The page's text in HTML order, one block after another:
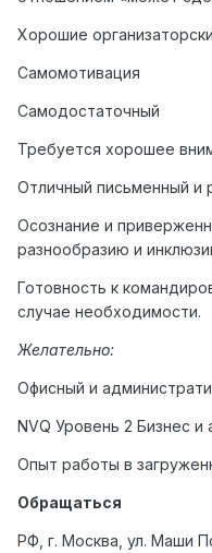
Хорошие
Самомотивация
Самодостаточный
Требуется хорошее
Отличный письменный и
Осознание и
разнообразию и
Готовность к
случае необходимости.
Желательно:
Офисный и
NVQ Уровень 2 Бизнес и
Опыт работы в
Обращаться
РФ, г. Москва, ул. Маши